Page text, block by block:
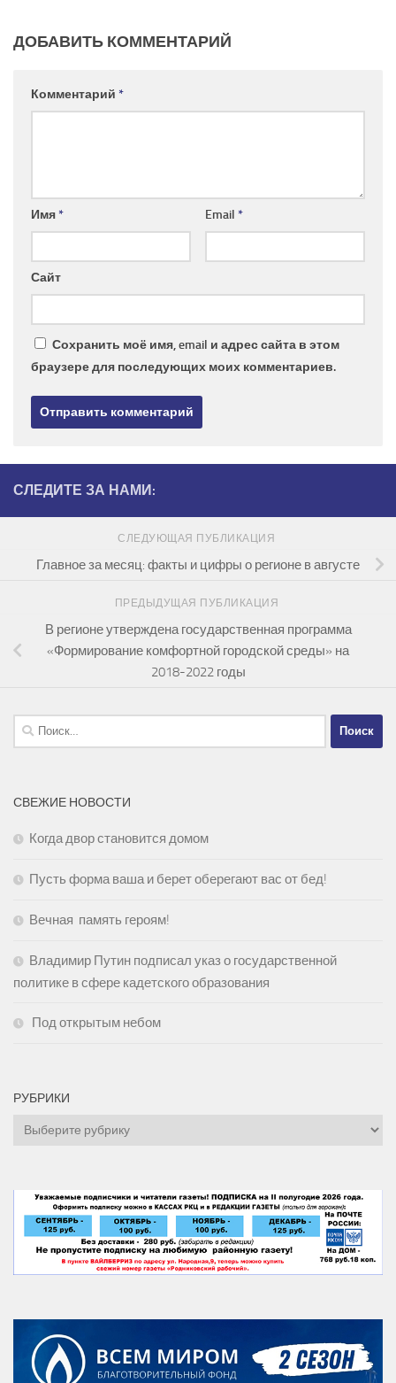
ДОБАВИТЬ КОММЕНТАРИЙ
Комментарий *
Имя* Email *
Сайт
Сохранить моё имя, email и адрес сайта в этом
браузере для последующих моих комментариев.
СЛЕДИТЕ ЗА НАМИ:
СЛЕДУЮЩАЯ ПУБЛИКАЦИЯ
Главное за месяц: факты и цифры о регионе в августе
ПРЕДЫДУЩАЯ ПУБЛИКАЦИЯ
В регионе утверждена государственная программа
«Формирование комфортной городской среды» на
2018-2022 годы
Найти:
СВЕЖИЕ НОВОСТИ
Когда двор становится домом
Пусть форма ваша и берет оберегают вас от бед!
Вечная память героям!
Владимир Путин подписал указ о государственной
политике в сфере кадетского образования
Под открытым небом
РУБРИКИ
Рубрики